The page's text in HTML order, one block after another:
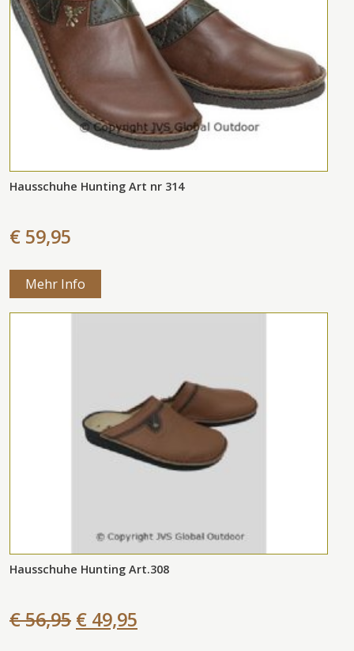
Hausschuhe Hunting Art nr 314
€ 59,95
Mehr Info
Hausschuhe Hunting Art.308
€ 56,95 € 49,95